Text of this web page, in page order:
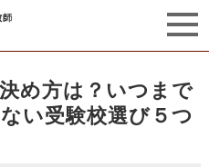
お知らせ（5）
め方は？いつまで
い受験校選び５つ